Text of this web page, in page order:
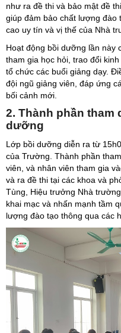
như ra đề thi và bảo mật đề
giúp đảm bảo chất lượng đào
cao uy tín và vị thế của Nhà
Hoạt động bồi dưỡng lần này
tham gia học hỏi, trao đổi
tổ chức các buổi giảng dạy.
đội ngũ giảng viên, đáp ứng
bối cảnh mới.
2. Thành phần
dưỡng
Lớp bồi dưỡng diễn ra từ
của Trường. Thành phần
viên, và nhân viên tham gia
và ra đề thi tại các khoa và
Tùng, Hiệu trưởng Nhà
khai mạc và nhấn mạnh tầm
lượng đào tạo thông qua các